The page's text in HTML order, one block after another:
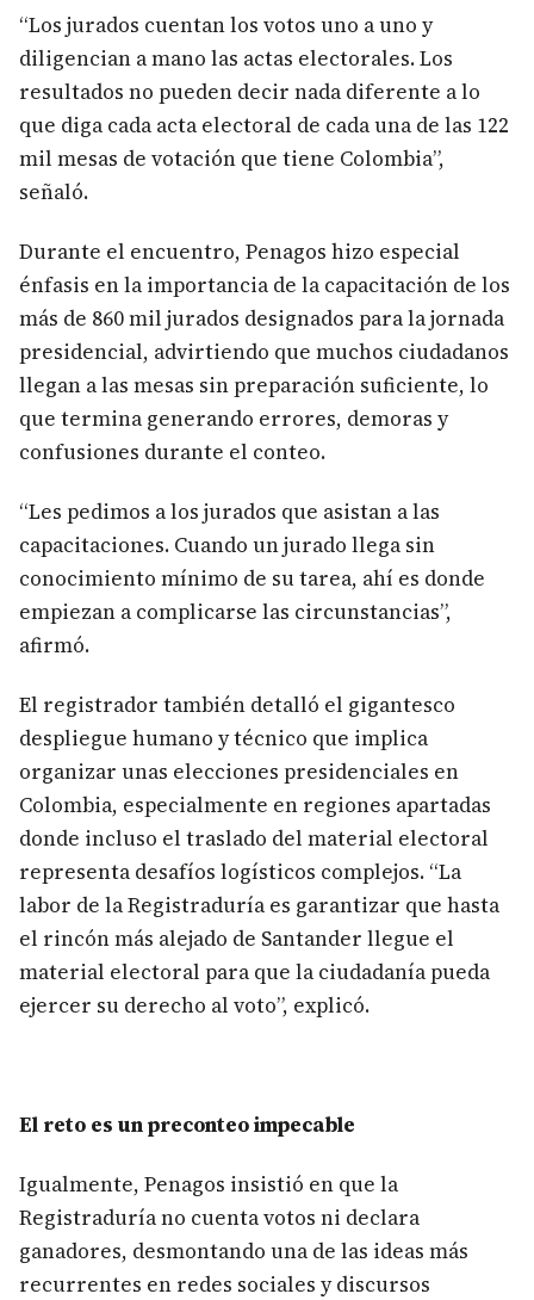
“Los jurados cuentan los votos uno a uno y
diligencian a mano las actas electorales. Los
resultados no pueden decir nada diferente a lo
que diga cada acta electoral de cada una de las 122
mil mesas de votación que tiene Colombia”,
señaló.
Durante el encuentro, Penagos hizo especial
énfasis en la importancia de la capacitación de los
más de 860 mil jurados designados para la jornada
presidencial, advirtiendo que muchos ciudadanos
llegan a las mesas sin preparación suficiente, lo
que termina generando errores, demoras y
confusiones durante el conteo.
“Les pedimos a los jurados que asistan a las
capacitaciones. Cuando un jurado llega sin
conocimiento mínimo de su tarea, ahí es donde
empiezan a complicarse las circunstancias”,
afirmó.
El registrador también detalló el gigantesco
despliegue humano y técnico que implica
organizar unas elecciones presidenciales en
Colombia, especialmente en regiones apartadas
donde incluso el traslado del material electoral
representa desafíos logísticos complejos. “La
labor de la Registraduría es garantizar que hasta
el rincón más alejado de Santander llegue el
material electoral para que la ciudadanía pueda
ejercer su derecho al voto”, explicó.
El reto es un preconteo impecable
Igualmente, Penagos insistió en que la
Registraduría no cuenta votos ni declara
ganadores, desmontando una de las ideas más
recurrentes en redes sociales y discursos